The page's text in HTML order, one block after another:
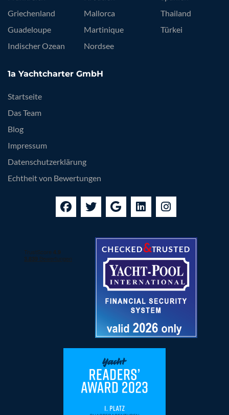
Griechenland
Guadeloupe
Indischer Ozean
Mallorca
Martinique
Nordsee
Thailand
Türkei
1a Yachtcharter GmbH
Startseite
Das Team
Blog
Impressum
Datenschutzerklärung
Echtheit von Bewertungen